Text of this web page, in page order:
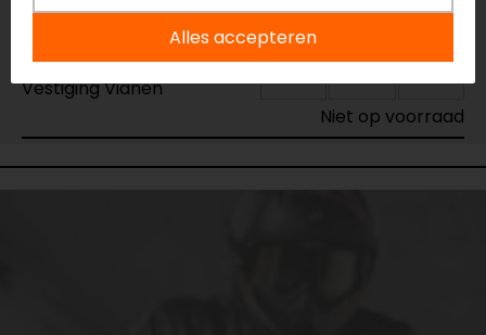
Vestiging Vianen
Niet op voorraad
Alles accepteren